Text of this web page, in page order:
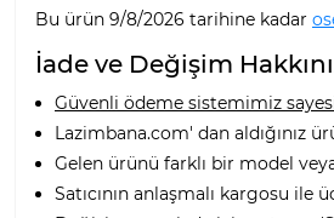
Bu ürün 9/8/2026 tarihine kadar
İade ve Değişim
Güvenli ödeme sistemimiz
Lazimbana.com' dan aldığınız
Gelen ürünü farklı bir model
Satıcının anlaşmalı kargosu ile